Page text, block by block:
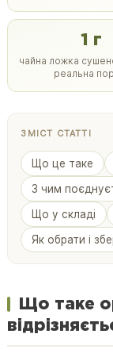
1 г
чайна ложка
реальна
ЗМІСТ СТАТТІ
Що це таке
З чим
Що у складі
Як обрати і
Що таке